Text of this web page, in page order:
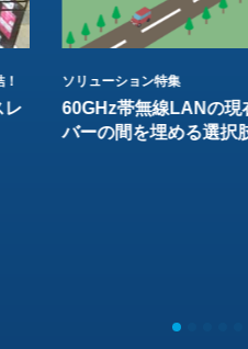
レ
ソリューション特集
60GHz帯無線LANの
バーの間を埋める選択